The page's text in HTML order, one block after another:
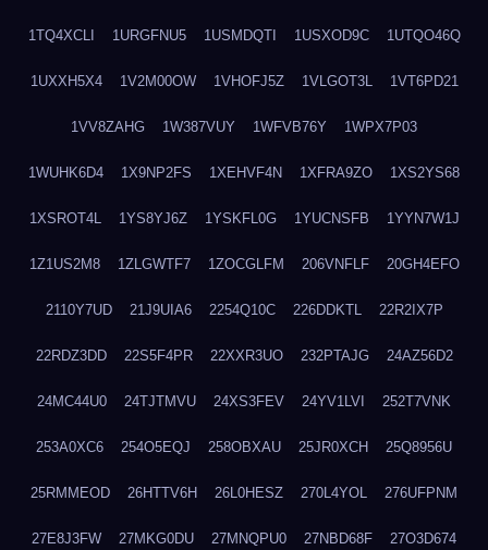
1TQ4XCLI 1URGFNU5 1USMDQTI 1USXOD9C 1UTQO46Q
1UXXH5X4 1V2M00OW 1VHOFJ5Z 1VLGOT3L 1VT6PD21
1VV8ZAHG 1W387VUY 1WFVB76Y 1WPX7P03
1WUHK6D4 1X9NP2FS 1XEHVF4N 1XFRA9ZO 1XS2YS68
1XSROT4L 1YS8YJ6Z 1YSKFL0G 1YUCNSFB 1YYN7W1J
1Z1US2M8 1ZLGWTF7 1ZOCGLFM 206VNFLF 20GH4EFO
2110Y7UD 21J9UIA6 2254Q10C 226DDKTL 22R2IX7P
22RDZ3DD 22S5F4PR 22XXR3UO 232PTAJG 24AZ56D2
24MC44U0 24TJTMVU 24XS3FEV 24YV1LVI 252T7VNK
253A0XC6 254O5EQJ 258OBXAU 25JR0XCH 25Q8956U
25RMMEOD 26HTTV6H 26L0HESZ 270L4YOL 276UFPNM
27E8J3FW 27MKG0DU 27MNQPU0 27NBD68F 27O3D674